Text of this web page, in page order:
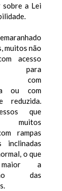
sobre a Lei
muitos não
acesso
para
com
ou com
reduzida.
que
muitos
rampas
inclinadas
o que
a
das